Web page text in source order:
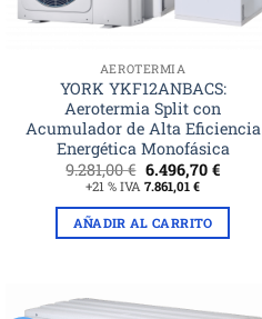
AEROTERMIA
YORK YKF12ANBACS:
Aerotermia Split con
Acumulador de Alta Eficiencia
Energética Monofásica
9.281,00€ El
precio
original
era:
9.281,00 €.
6.496,70 €El
es:
+21 % IVA7.861,01€
AÑADIR AL CARRITO